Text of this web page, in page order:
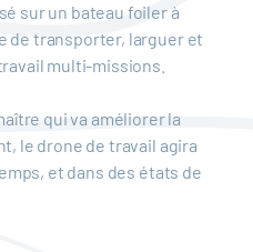
sur un bateau foiler à
de transporter, larguer et
multi-missions.
qui va améliorer la
le drone de travail agira
et dans des états de